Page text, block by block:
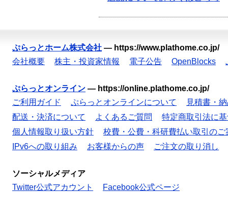
ぷらっとホーム株式会社 — https://www.plathome.co.jp/
会社概要
株主・投資家情報 電子公告 OpenBlocks
ぷらっとオンライン — https://online.plathome.co.jp/
ご利用ガイド
ぷらっとオンラインについて
見積書・
配送・決済について
よくあるご質問
特定商取引法に
個人情報取り扱い方針
校費・公費・科研費払い取引のご
IPv6への取り組み
お客様からの声 ご注文の取り消し
ソーシャルメディア
Twitter公式アカウント
Facebook公式ページ